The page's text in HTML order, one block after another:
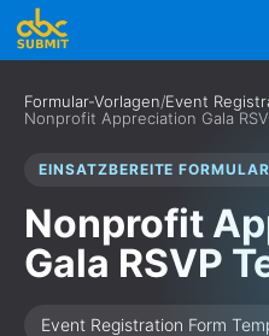
Formular-Vorlagen/Event
Nonprofit Appreciation Gala
EINSATZBEREITE
Nonprofit
Gala RSVP
Event Registration Form